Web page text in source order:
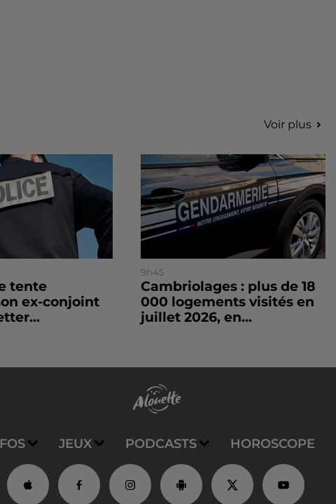
Voir plus
tente
ex-conjoint
9h45
Cambriolages : plus de 18
000 logements visités en
juillet 2026, en...
JEUX PODCASTS HOROSCOPE